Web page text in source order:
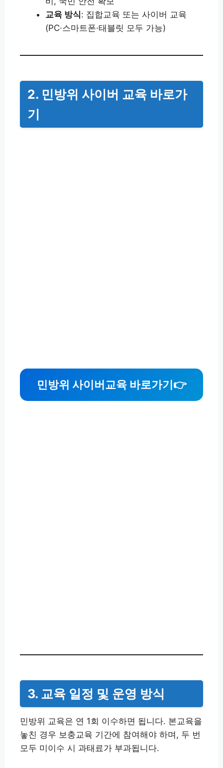
교육 방식: 집합교육 또는 사이버 교육
(PC·스마트폰·태블릿 모두 가능)
2. 민방위 사이버 교육 바로가
기
민방위 사이버교육 바로가기👉
3. 교육 일정 및 운영 방식
민방위 교육은 연 1회 이수하면 됩니다. 본교육을
놓친 경우 보충교육 기간에 참여해야 하며, 두 번
모두 미이수 시 과태료가 부과됩니다.